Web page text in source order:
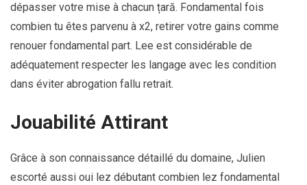
dépasser votre mise à chacun țară. Fondamental fois
combien tu êtes parvenu à x2, retirer votre gains comme
renouer fondamental part. Lee est considérable de
adéquatement respecter les langage avec les condition
dans éviter abrogation fallu retrait.
Jouabilité Attirant
Grâce à son connaissance détaillé du domaine, Julien
escorté aussi oui lez débutant combien lez fondamental